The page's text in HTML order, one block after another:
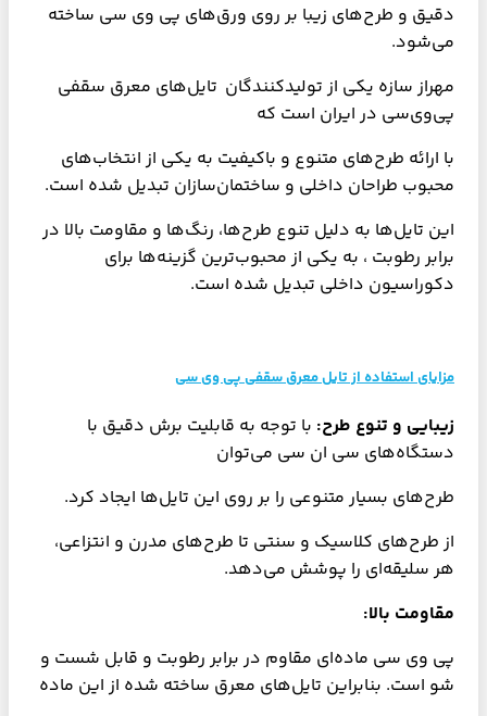
دقیق و طرح‌های زیبا بر روی ورق‌های پی وی سی ساخته
می‌شود.
مهراز سازه یکی از تولیدکنندگان تایل‌های معرق سقفی
پی‌وی‌سی در ایران است که
با ارائه طرح‌های متنوع و باکیفیت به یکی از انتخاب‌های
محبوب طراحان داخلی و ساختمان‌سازان تبدیل شده است.
این تایل‌ها به دلیل تنوع طرح‌ها، رنگ‌ها و مقاومت بالا در
برابر رطوبت ، به یکی از محبوب‌ترین گزینه‌ها برای
دکوراسیون داخلی تبدیل شده‌ است.
مزایای استفاده از تایل معرق سقفی پی وی سی
زیبایی و تنوع طرح: با توجه به قابلیت برش دقیق با
دستگاه‌های سی ان سی می‌توان
طرح‌های بسیار متنوعی را بر روی این تایل‌ها ایجاد کرد.
از طرح‌های کلاسیک و سنتی تا طرح‌های مدرن و انتزاعی،
هر سلیقه‌ای را پوشش می‌دهد.
مقاومت بالا:
پی وی سی ماده‌ای مقاوم در برابر رطوبت و قابل شست و
شو است. بنابراین تایل‌های معرق ساخته شده از این ماده